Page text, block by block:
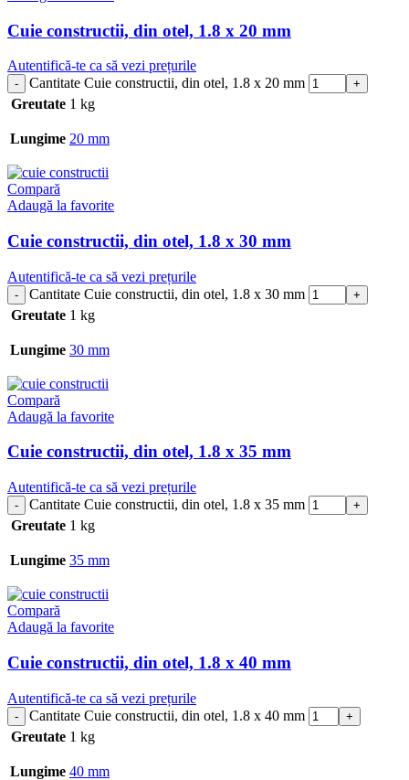
Cuie constructii, din otel, 1.8 x 20 mm
Autentifică-te ca să vezi prețurile
Cantitate Cuie constructii, din otel, 1.8 x 20 mm
Greutate 1 kg
Lungime 20 mm
Compară
Adaugă la favorite
Cuie constructii, din otel, 1.8 x 30 mm
Autentifică-te ca să vezi prețurile
Cantitate Cuie constructii, din otel, 1.8 x 30 mm
Greutate 1 kg
Lungime 30 mm
Compară
Adaugă la favorite
Cuie constructii, din otel, 1.8 x 35 mm
Autentifică-te ca să vezi prețurile
Cantitate Cuie constructii, din otel, 1.8 x 35 mm
Greutate 1 kg
Lungime 35 mm
Compară
Adaugă la favorite
Cuie constructii, din otel, 1.8 x 40 mm
Autentifică-te ca să vezi prețurile
Cantitate Cuie constructii, din otel, 1.8 x 40 mm
Greutate 1 kg
Lungime 40 mm